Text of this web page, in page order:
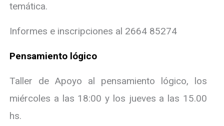
temática.
Informes e inscripciones al 2664 85274
Pensamiento lógico
Taller de Apoyo al pensamiento lógico, los
miércoles a las 18:00 y los jueves a las 15.00
hs.